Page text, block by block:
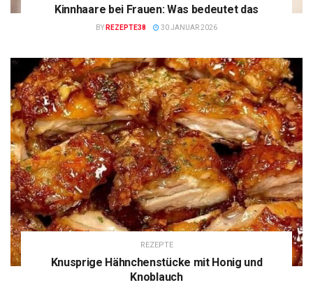
Kinnhaare bei Frauen: Was bedeutet das
BY REZEPTE38 30 JANUAR 2026
REZEPTE
Knusprige Hähnchenstücke mit Honig und
Knoblauch